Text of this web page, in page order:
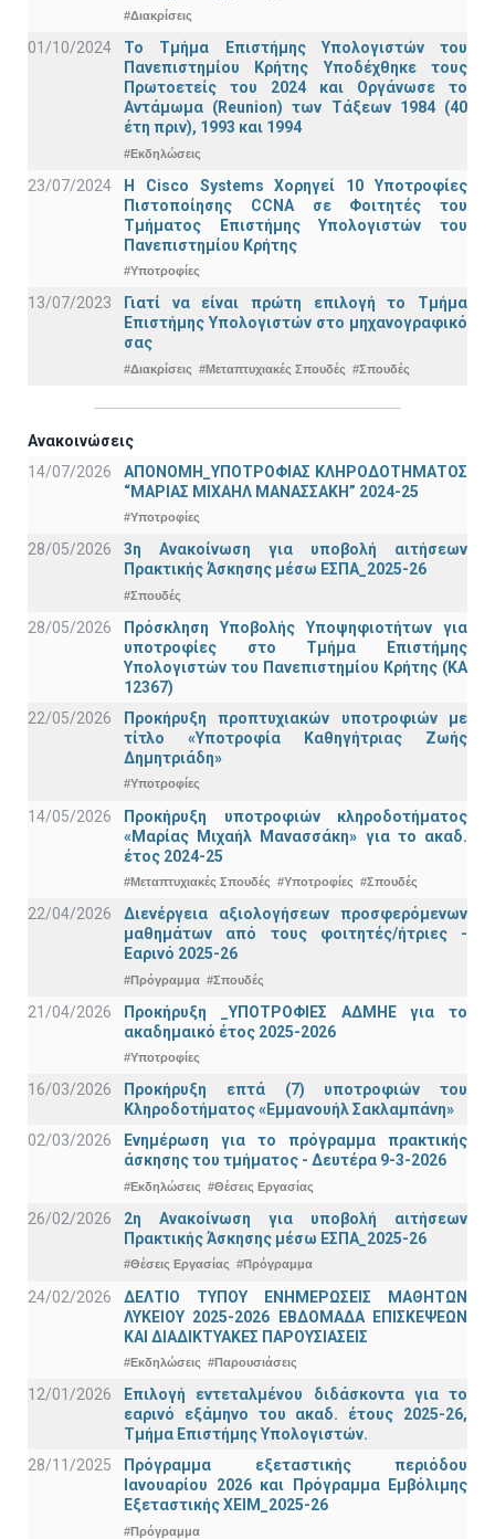
#Διακρίσεις
01/10/2024
Το Τμήμα Επιστήμης Υπολογιστών του
Πανεπιστημίου Κρήτης Υποδέχθηκε τους
Πρωτοετείς του 2024 και Οργάνωσε το
Αντάμωμα (Reunion) των Τάξεων 1984 (40
έτη πριν), 1993 και 1994
#Εκδηλώσεις
23/07/2024
Η Cisco Systems Χορηγεί 10 Υποτροφίες
Πιστοποίησης CCNA σε Φοιτητές του
Τμήματος Επιστήμης Υπολογιστών του
Πανεπιστημίου Κρήτης
#Υποτροφίες
13/07/2023
Γιατί να είναι πρώτη επιλογή το Τμήμα
Επιστήμης Υπολογιστών στο μηχανογραφικό
σας
#Διακρίσεις #Μεταπτυχιακές Σπουδές #Σπουδές
Ανακοινώσεις
14/07/2026
ΑΠΟΝΟΜΗ_ΥΠΟΤΡΟΦΙΑΣ ΚΛΗΡΟΔΟΤΗΜΑΤΟΣ
“ΜΑΡΙΑΣ ΜΙΧΑΗΛ ΜΑΝΑΣΣΑΚΗ” 2024-25
#Υποτροφίες
28/05/2026
3η Ανακοίνωση για υποβολή αιτήσεων
Πρακτικής Άσκησης μέσω ΕΣΠΑ_2025-26
#Σπουδές
28/05/2026
Πρόσκληση Υποβολής Υποψηφιοτήτων για
υποτροφίες στο Τμήμα Επιστήμης
Υπολογιστών του Πανεπιστημίου Κρήτης (ΚΑ
12367)
22/05/2026
Προκήρυξη προπτυχιακών υποτροφιών με
τίτλο «Υποτροφία Καθηγήτριας Ζωής
Δημητριάδη»
#Υποτροφίες
14/05/2026
Προκήρυξη υποτροφιών κληροδοτήματος
«Μαρίας Μιχαήλ Μανασσάκη» για το ακαδ.
έτος 2024-25
#Μεταπτυχιακές Σπουδές #Υποτροφίες #Σπουδές
22/04/2026
Διενέργεια αξιολογήσεων προσφερόμενων
μαθημάτων από τους φοιτητές/ήτριες -
Εαρινό 2025-26
#Πρόγραμμα #Σπουδές
21/04/2026
Προκήρυξη _ΥΠΟΤΡΟΦΙΕΣ ΑΔΜΗΕ για το
ακαδημαικό έτος 2025-2026
#Υποτροφίες
16/03/2026
Προκήρυξη επτά (7) υποτροφιών του
Κληροδοτήματος «Εμμανουήλ Σακλαμπάνη»
02/03/2026
Ενημέρωση για το πρόγραμμα πρακτικής
άσκησης του τμήματος - Δευτέρα 9-3-2026
#Εκδηλώσεις #Θέσεις Εργασίας
26/02/2026
2η Ανακοίνωση για υποβολή αιτήσεων
Πρακτικής Άσκησης μέσω ΕΣΠΑ_2025-26
#Θέσεις Εργασίας #Πρόγραμμα
24/02/2026
ΔΕΛΤΙΟ ΤΥΠΟΥ ΕΝΗΜΕΡΩΣΕΙΣ ΜΑΘΗΤΩΝ
ΛΥΚΕΙΟΥ 2025-2026 ΕΒΔΟΜΑΔΑ ΕΠΙΣΚΕΨΕΩΝ
ΚΑΙ ΔΙΑΔΙΚΤΥΑΚΕΣ ΠΑΡΟΥΣΙΑΣΕΙΣ
#Εκδηλώσεις #Παρουσιάσεις
12/01/2026
Επιλογή εντεταλμένου διδάσκοντα για το
εαρινό εξάμηνο του ακαδ. έτους 2025-26,
Τμήμα Επιστήμης Υπολογιστών.
28/11/2025
Πρόγραμμα εξεταστικής περιόδου
Ιανουαρίου 2026 και Πρόγραμμα Εμβόλιμης
Εξεταστικής ΧΕΙΜ_2025-26
#Πρόγραμμα